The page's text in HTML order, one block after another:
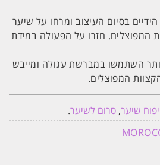
בסיום העיצוב ומרחו על שיער
המפוצלים. חזרו על הפעולה במידת
השתמשו במברשת עגולה ומייבש
המפוצלים.
שיער, סרום לשיער.